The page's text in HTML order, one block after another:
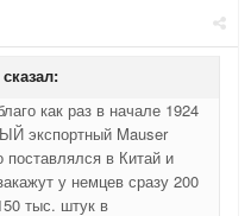
сказал:
как раз в начале 1924
экспортный Mauser
в Китай и
у немцев сразу 200
тыс. штук в